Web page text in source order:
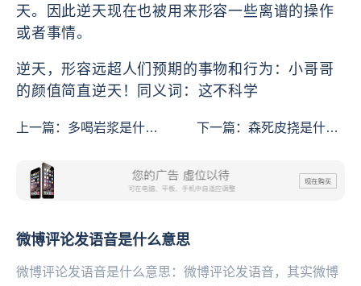
天。因此逆天现在也被用来形容一些离谱的操作
或者事情。
逆天，形容‌‌‌‌‌‌‌‌‌远超人们预期的事物和行为：小哥哥
的颜值简直逆天！
同义词：这不科学
上一篇： ​多喝岩浆是什么
下一篇：森死皮挠是什么
微博评论发语音是什么意思
微博评论发语音是什么意思：微博评论发语音，其实微博